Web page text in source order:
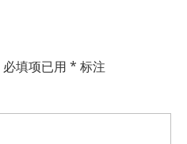
必填项已用 * 标注